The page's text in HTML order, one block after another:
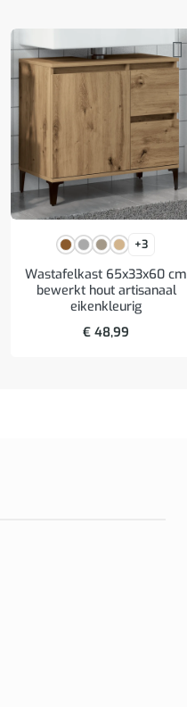
+3
Wastafelkast 65x33x60 cm
bewerkt hout artisanaal
eikenkleurig
€ 48,99